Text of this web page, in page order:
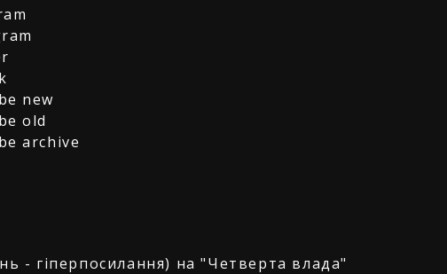
new
old
archive
- гіперпосилання) на "Четверта влада"